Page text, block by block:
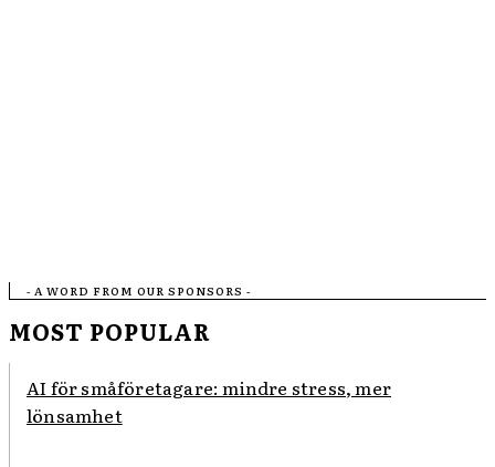
- A WORD FROM OUR SPONSORS -
MOST POPULAR
AI för småföretagare: mindre stress, mer
lönsamhet